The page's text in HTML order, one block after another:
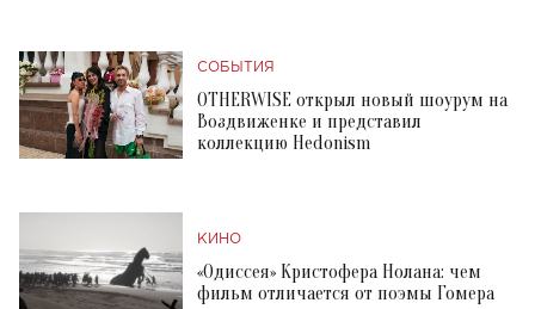
СОБЫТИЯ
OTHERWISE открыл новый шоурум на
Воздвиженке и представил
коллекцию Hedonism
КИНО
«Одиссея» Кристофера Нолана: чем
фильм отличается от поэмы Гомера